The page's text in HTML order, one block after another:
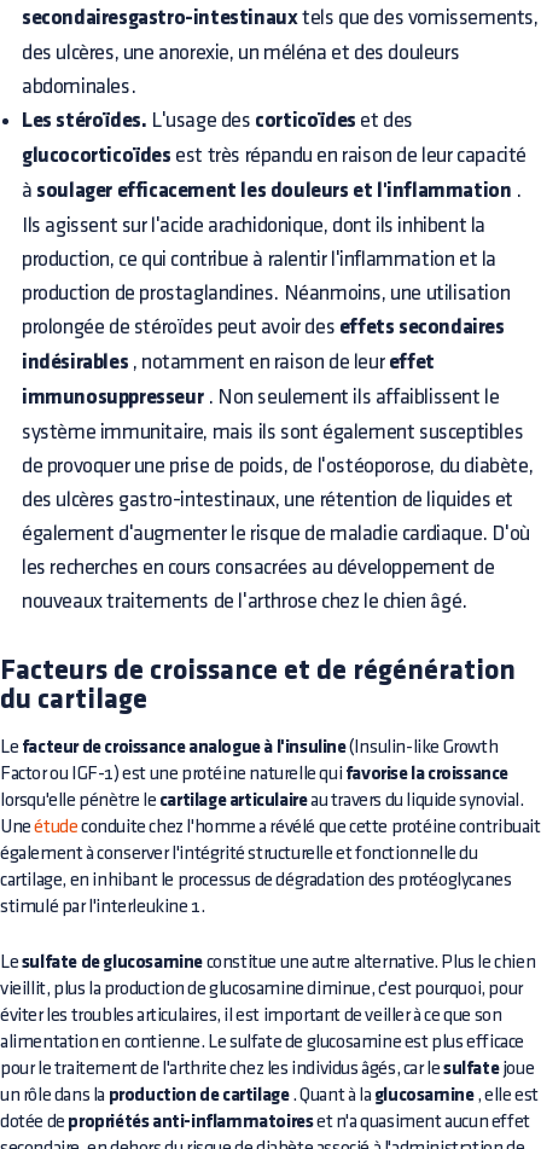
secondairesgastro-intestinauxtels que des vomissements,
des ulcères, une anorexie, un méléna et des douleurs
abdominales.
Les stéroïdes. L'usage des corticoïdes et des
glucocorticoïdes est très répandu en raison de leur capacité
à soulager efficacement les douleurs et l'inflammation .
Ils agissent sur l'acide arachidonique, dont ils inhibent la
production, ce qui contribue à ralentir l'inflammation et la
production de prostaglandines. Néanmoins, une utilisation
prolongée de stéroïdes peut avoir des effets secondaires
indésirables , notamment en raison de leur effet
immunosuppresseur. Non seulement ils affaiblissent le
système immunitaire, mais ils sont également susceptibles
de provoquer une prise de poids, de l'ostéoporose, du diabète,
des ulcères gastro-intestinaux, une rétention de liquides et
également d'augmenter le risque de maladie cardiaque. D'où
les recherches en cours consacrées au développement de
nouveaux traitements de l'arthrose chez le chien âgé.
Facteurs de croissance et de régénération
du cartilage
Le facteur de croissance analogue à l'insuline(Insulin-like Growth
Factor ou IGF-1) est une protéine naturelle qui favorise la croissance
lorsqu'elle pénètre le cartilage articulaireau travers du liquide synovial.
Uneétude conduite chez l'homme a révélé que cette protéine contribuait
également à conserver l'intégrité structurelle et fonctionnelle du
cartilage, en inhibant le processus de dégradation des protéoglycanes
stimulé par l'interleukine 1.
Le sulfate de glucosamine constitue une autre alternative. Plus le chien
vieillit, plus la production de glucosamine diminue, c'est pourquoi, pour
éviter les troubles articulaires, il est important de veiller à ce que son
alimentation en contienne. Le sulfate de glucosamine est plus efficace
pour le traitement de l'arthrite chez les individus âgés, car lesulfatejoue
un rôle dans la production de cartilage. Quant à la glucosamine, elle est
dotée de propriétés anti-inflammatoireset n'a quasiment aucun effet